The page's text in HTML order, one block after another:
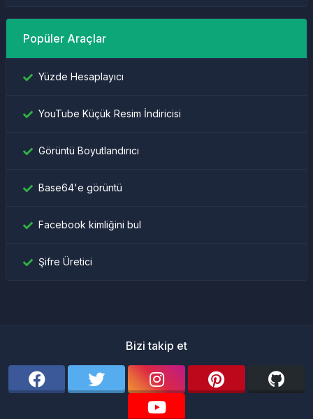
Popüler Araçlar
Yüzde Hesaplayıcı
YouTube Küçük Resim İndiricisi
Görüntü Boyutlandırıcı
Base64'e görüntü
Facebook kimliğini bul
Şifre Üretici
Bizi takip et